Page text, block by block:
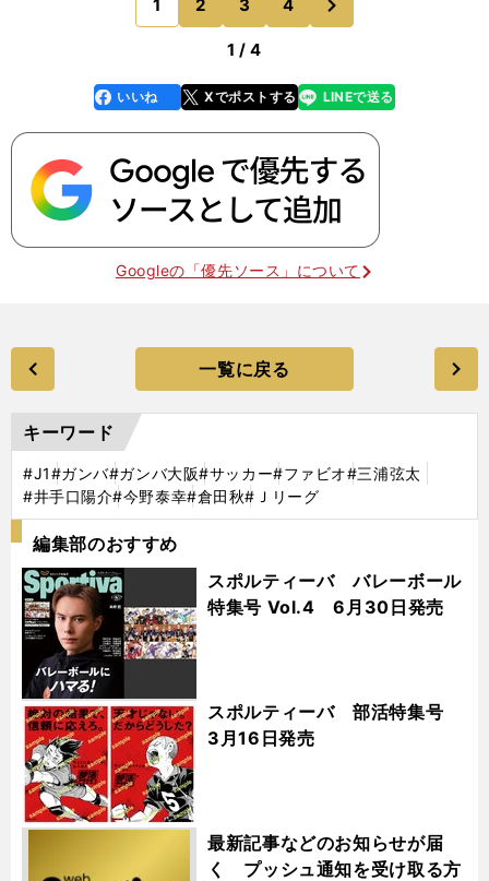
いう仕事もできる
1 2 3 4
のページへ
1 / 4
faceboo
k
いいね Xでポストする
line LINEで送る
Googleの「優先ソース」について
一覧に戻る
キーワード
#J1#ガンバ#ガンバ大阪#サッカー#ファビオ#三浦弦太
#井手口陽介#今野泰幸#倉田秋#Ｊリーグ
編集部のおすすめ
スポルティーバ バレーボール
特集号 Vol.4 6月30日発売
スポルティーバ 部活特集号
3月16日発売
最新記事などのお知らせが届
く プッシュ通知を受け取る方